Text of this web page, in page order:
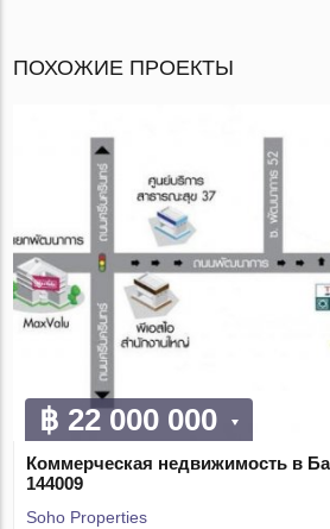
ПОХОЖИЕ ПРОЕКТЫ
฿ 22 000 000
Коммерческая недвижимость в
144009
Soho Properties